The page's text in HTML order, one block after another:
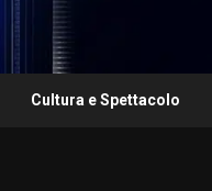
Cultura e Spettacolo